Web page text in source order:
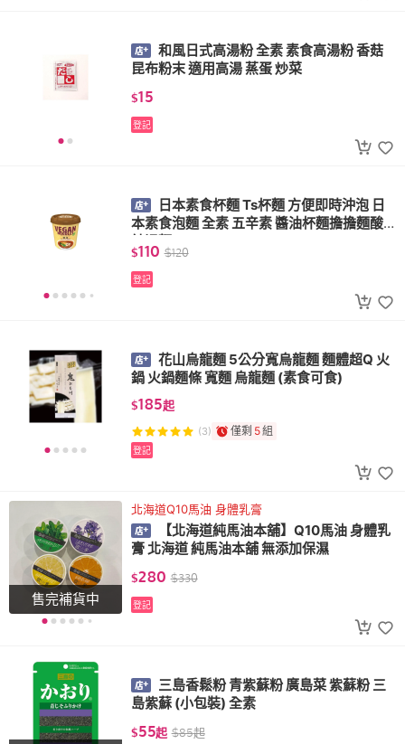
和風日式高湯粉 全素 素食高湯粉 香菇
昆布粉末 適用高湯 蒸蛋 炒菜
$15
登記
日本素食杯麵 Ts杯麵 方便即時沖泡 日
本素食泡麵 全素 五辛素 醬油杯麵擔擔麵酸
辣湯麵
$110 $120
登記
花山烏龍麵 5公分寬烏龍麵 麵體超Q 火
鍋 火鍋麵條 寬麵 烏龍麵 (素食可食)
$185起
(3) 僅剩 5組
登記
售完補貨中
北海道Q10馬油 身體乳膏
【北海道純馬油本舖】Q10馬油 身體乳
膏 北海道 純馬油本舖 無添加保濕
$280 $330
登記
三島香鬆粉 青紫蘇粉 廣島菜 紫蘇粉 三
島紫蘇 (小包裝) 全素
$55起 $85起